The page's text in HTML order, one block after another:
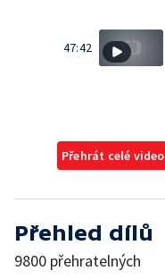
47:42
Přehrát celé video
Přehled dílů
9800 přehratelných